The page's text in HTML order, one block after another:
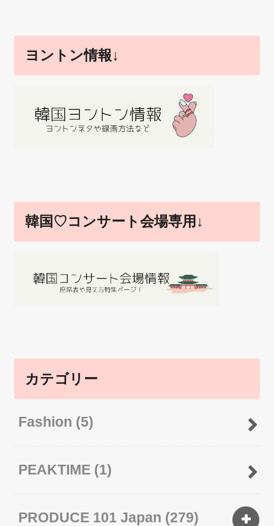
ヨントン情報↓
韓国♡コンサート会場専用↓
カテゴリー
Fashion (5)
PEAKTIME (1)
PRODUCE 101 Japan (279)